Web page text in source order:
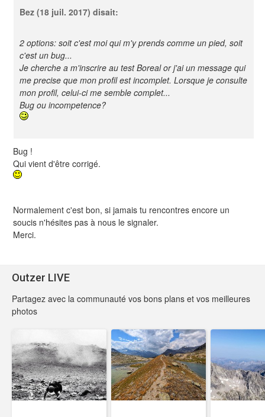
Bez (18 juil. 2017) disait:
2 options: soit c'est moi qui m'y prends comme un pied, soit
c'est un bug...
Je cherche a m'inscrire au test Boreal or j'ai un message qui
me precise que mon profil est incomplet. Lorsque je consulte
mon profil, celui-ci me semble complet...
Bug ou incompetence?
Bug !
Qui vient d'être corrigé.
Normalement c'est bon, si jamais tu rencontres encore un
soucis n'hésites pas à nous le signaler.
Merci.
Outzer LIVE
Partagez avec la communauté vos bons plans et vos meilleures
photos